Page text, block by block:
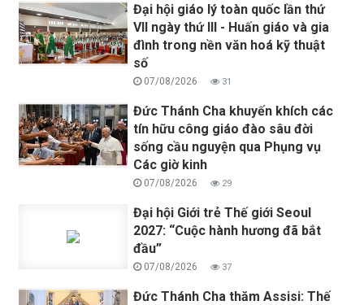
Đại hội giáo lý toàn quốc lần thứ
VII ngày thứ III - Huấn giáo và gia
đình trong nền văn hoá kỹ thuật
số
07/08/2026 31
Đức Thánh Cha khuyến khích các
tín hữu công giáo đào sâu đời
sống cầu nguyện qua Phụng vụ
Các giờ kinh
07/08/2026 29
Đại hội Giới trẻ Thế giới Seoul
2027: “Cuộc hành hương đã bắt
đầu”
07/08/2026 37
Đức Thánh Cha thăm Assisi: Thế